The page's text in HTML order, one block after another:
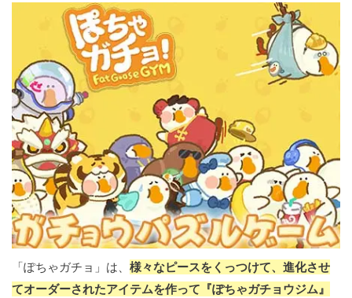
「ぽちゃガチョ」は、 様々なピースをくっつけて、進化させ
てオーダーされたアイテムを作って『ぽちゃガチョウジム』